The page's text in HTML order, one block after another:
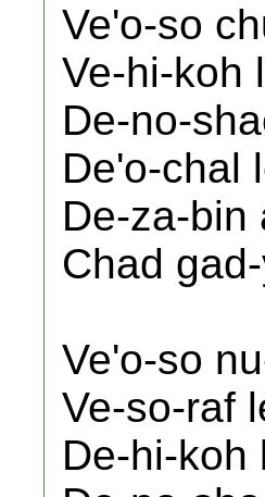
Ve'o-so
Ve-hi-koh
De-no-
De'o-chal
De-za-bin
Chad
Ve'o-so
Ve-so-raf
De-hi-koh